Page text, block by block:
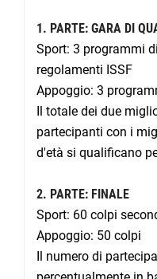
1. PARTE: GARA DI
Sport: 3 programmi
regolamenti ISSF
Appoggio: 3
Il totale dei due
partecipanti con i
d'età si qualificano
2. PARTE: FINALE
Sport: 60 colpi
Appoggio: 50 colpi
Il numero di